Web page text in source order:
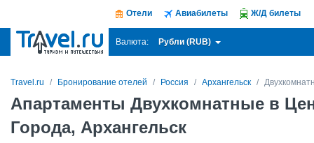
Отели Авиабилеты Ж/Д билеты
Валюта: Рубли (RUB)
Travel.ru Бронирование отелей Россия Архангельск
Апартаменты Двухкомнатные в
Города, Архангельск